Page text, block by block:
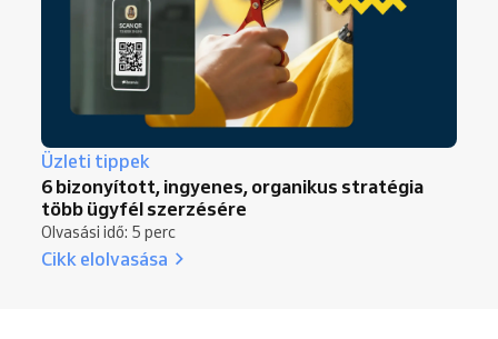
Üzleti tippek
6 bizonyított, ingyenes, organikus stratégia
több ügyfél szerzésére
Olvasási idő: 5 perc
Cikk elolvasása